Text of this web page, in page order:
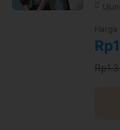
Harga